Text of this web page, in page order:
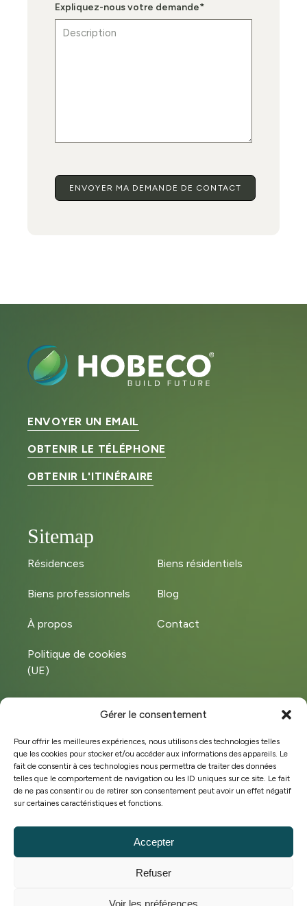
Gérer le consentement
Pour offrir les meilleures expériences, nous utilisons des technologies telles
que les cookies pour stocker et/ou accéder aux informations des appareils. Le
fait de consentir à ces technologies nous permettra de traiter des données
telles que le comportement de navigation ou les ID uniques sur ce site. Le fait
de ne pas consentir ou de retirer son consentement peut avoir un effet négatif
sur certaines caractéristiques et fonctions.
Accepter
Refuser
Voir les préférences
Expliquez-nous votre demande*
ENVOYER UN EMAIL
OBTENIR LE TÉLÉPHONE
OBTENIR L'ITINÉRAIRE
Sitemap
Résidences Biens résidentiels
Biens professionnels Blog
À propos Contact
Politique de cookies
(UE)
Facebook
BE 0449.572.828
Conditions générales de vente
Politique de cookies
Stratégie marketing & site web par